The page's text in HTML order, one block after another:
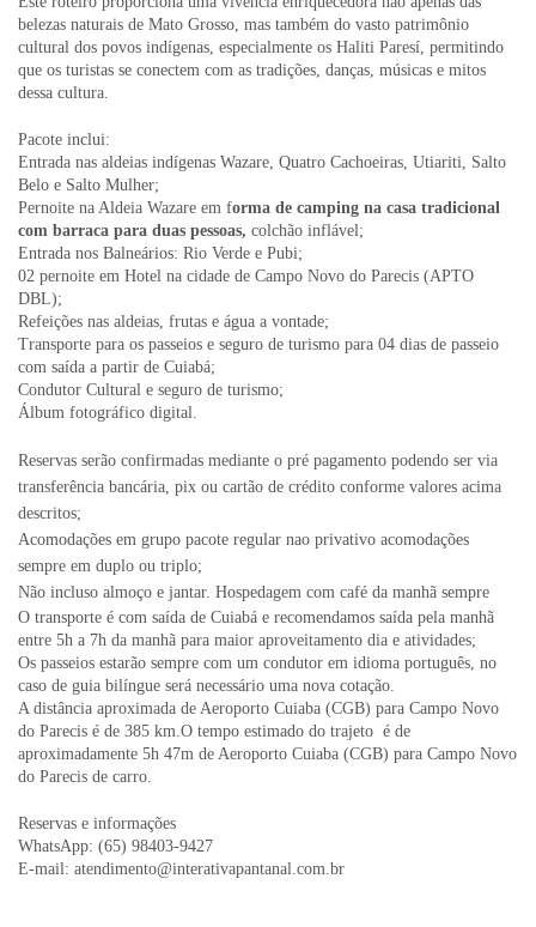
belezas naturais de Mato Grosso, mas também do vasto patrimônio
cultural dos povos indígenas, especialmente os Haliti Paresí, permitindo
que os turistas se conectem com as tradições, danças, músicas e mitos
dessa cultura.
Pacote inclui:
Entrada nas aldeias indígenas Wazare, Quatro Cachoeiras, Utiariti, Salto
Belo e Salto Mulher;
Pernoite na Aldeia Wazare em forma de camping na casa tradicional
com barraca para duas pessoas, colchão inflável;
Entrada nos Balneários: Rio Verde e Pubi;
02 pernoite em Hotel na cidade de Campo Novo do Parecis (APTO
DBL);
Refeições nas aldeias, frutas e água a vontade;
Transporte para os passeios e seguro de turismo para 04 dias de passeio
com saída a partir de Cuiabá;
Condutor Cultural e seguro de turismo;
Álbum fotográfico digital.
Reservas serão confirmadas mediante o pré pagamento podendo ser via
transferência bancária, pix ou cartão de crédito conforme valores acima
descritos;
Acomodações em grupo pacote regular nao privativo acomodações
sempre em duplo ou triplo;
Não incluso almoço e jantar. Hospedagem com café da manhã sempre
O transporte é com saída de Cuiabá e recomendamos saída pela manhã
entre 5h a 7h da manhã para maior aproveitamento dia e atividades;
Os passeios estarão sempre com um condutor em idioma português, no
caso de guia bilíngue será necessário uma nova cotação.
A distância aproximada de Aeroporto Cuiaba (CGB) para Campo Novo
do Parecis é de 385 km.O tempo estimado do trajeto é de
aproximadamente 5h 47m de Aeroporto Cuiaba (CGB) para Campo Novo
do Parecis de carro.
Reservas e informações
WhatsApp: (65) 98403-9427
E-mail: atendimento@interativapantanal.com.br